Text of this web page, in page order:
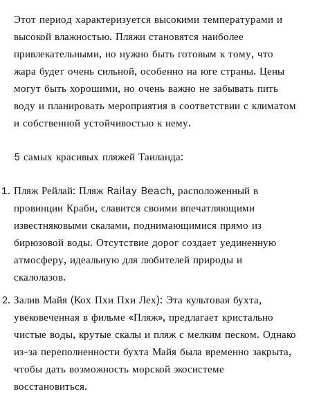
Этот период характеризуется высокими температурами и
высокой влажностью. Пляжи становятся наиболее
привлекательными, но нужно быть готовым к тому, что
жара будет очень сильной, особенно на юге страны. Цены
могут быть хорошими, но очень важно не забывать пить
воду и планировать мероприятия в соответствии с климатом
и собственной устойчивостью к нему.
5 самых красивых пляжей Таиланда:
Пляж Рейлай: Пляж Railay Beach, расположенный в
провинции Краби, славится своими впечатляющими
известняковыми скалами, поднимающимися прямо из
бирюзовой воды. Отсутствие дорог создает уединенную
атмосферу, идеальную для любителей природы и
скалолазов.
Залив Майя (Кох Пхи Пхи Лех): Эта культовая бухта,
увековеченная в фильме «Пляж», предлагает кристально
чистые воды, крутые скалы и пляж с мелким песком. Однако
из-за переполненности бухта Майя была временно закрыта,
чтобы дать возможность морской экосистеме
восстановиться.